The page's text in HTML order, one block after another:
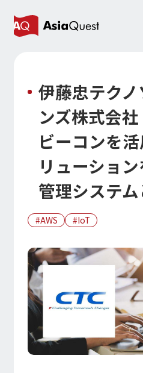
Why AsiaQuest?
Service
AIインテグレーション
AQ-AI エージェントシリー
コンセプトケース
DXソリューション
建設・不動産DX
小売・流通DX
製造DX
Technology
機械学習／AIモデル
IoT/web3D
IoT
Web3D／XRシステム
Projects
Information
インフォメーション
プレスリリース
About Us
会社情報
コーポレートメッセージ
代表メッセージ
IR情報
Careers
Contact
伊藤忠テク
ンズ株式会社
ビーコンを
リューショ
管理システ
AWS IoT